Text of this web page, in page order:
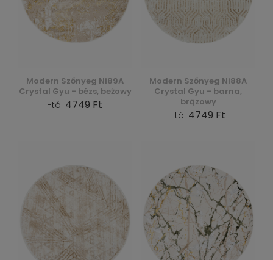
Modern Szőnyeg Ni89A
Crystal Gyu - bézs, beżowy
-tól 4749 Ft
Modern Szőnyeg Ni88A
Crystal Gyu - barna,
brązowy
-tól 4749 Ft